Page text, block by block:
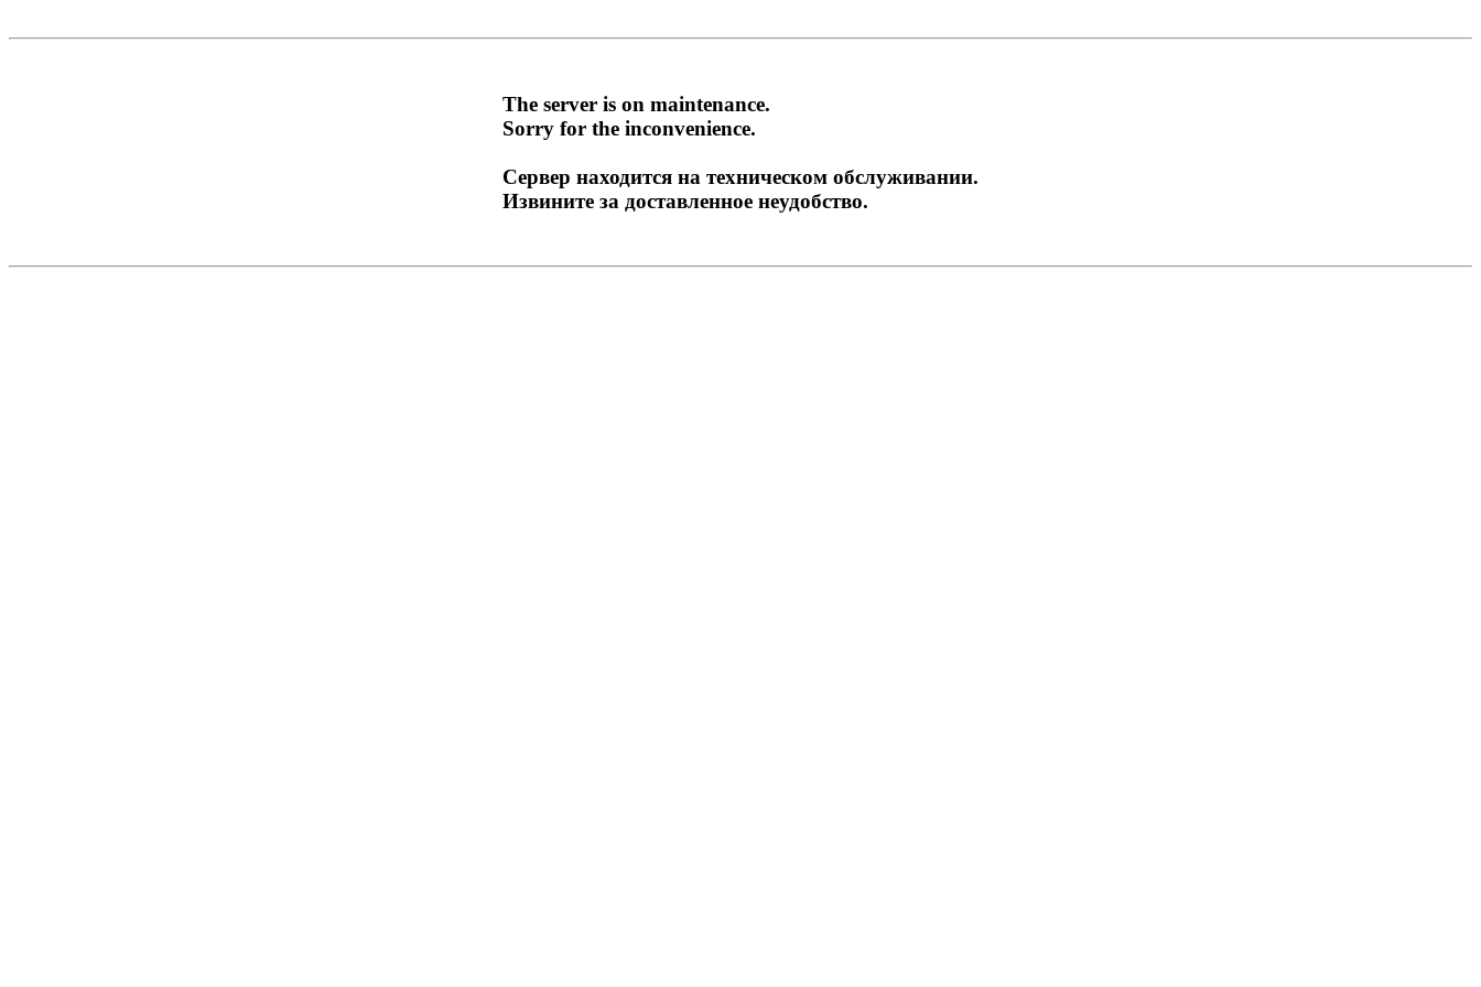
The server is on maintenance.
Sorry for the inconvenience.
Сервер находится на техническом обслуживании.
Извините за доставленное неудобство.